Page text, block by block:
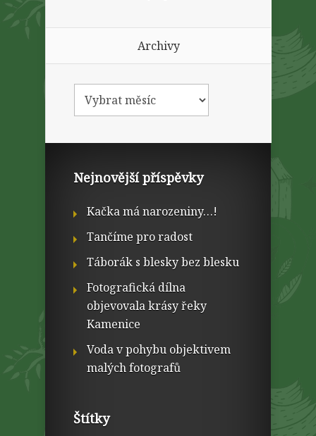
Archivy
Nejnovější příspěvky
Kačka má narozeniny…!
Tančíme pro radost
Táborák s blesky bez blesku
Fotografická dílna
objevovala krásy řeky
Kamenice
Voda v pohybu objektivem
malých fotografů
Štítky